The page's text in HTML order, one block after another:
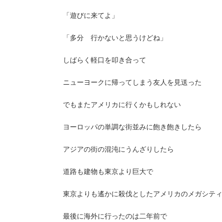
「遊びに来てよ」
「多分 行かないと思うけどね」
しばらく軽口を叩き合って
ニューヨークに帰ってしまう友人を見送った
でもまたアメリカに行くかもしれない
ヨーロッパの単調な街並みに飽き飽きしたら
アジアの街の混沌にうんざりしたら
道路も建物も東京より巨大で
東京よりも遙かに殺伐としたアメリカのメガシテ
最後に海外に行ったのは二年前で